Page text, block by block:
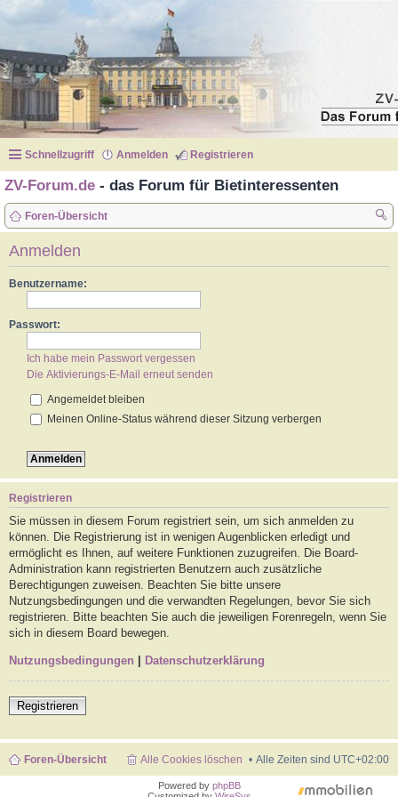
Schnellzugriff Anmelden Registrieren
ZV-Forum.de - das Forum für Bietinteressenten
Foren-Übersicht
Anmelden
Benutzername:
Passwort:
Ich habe mein Passwort vergessen
Die Aktivierungs-E-Mail erneut senden
Angemeldet bleiben
Meinen Online-Status während dieser Sitzung verbergen
Registrieren
Sie müssen in diesem Forum registriert sein, um sich anmelden zu
können. Die Registrierung ist in wenigen Augenblicken erledigt und
ermöglicht es Ihnen, auf weitere Funktionen zuzugreifen. Die Board-
Administration kann registrierten Benutzern auch zusätzliche
Berechtigungen zuweisen. Beachten Sie bitte unsere
Nutzungsbedingungen und die verwandten Regelungen, bevor Sie sich
registrieren. Bitte beachten Sie auch die jeweiligen Forenregeln, wenn Sie
sich in diesem Board bewegen.
Nutzungsbedingungen Datenschutzerklärung
Registrieren
Foren-Übersicht Alle Zeiten sind UTC+02:00
Alle Cookies löschen
Powered by phpBB